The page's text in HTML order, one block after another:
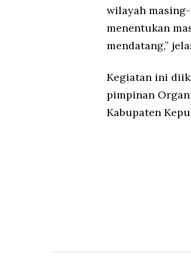
wilayah
menentukan
mendatang,”
Kegiatan ini
pimpinan
Kabupaten